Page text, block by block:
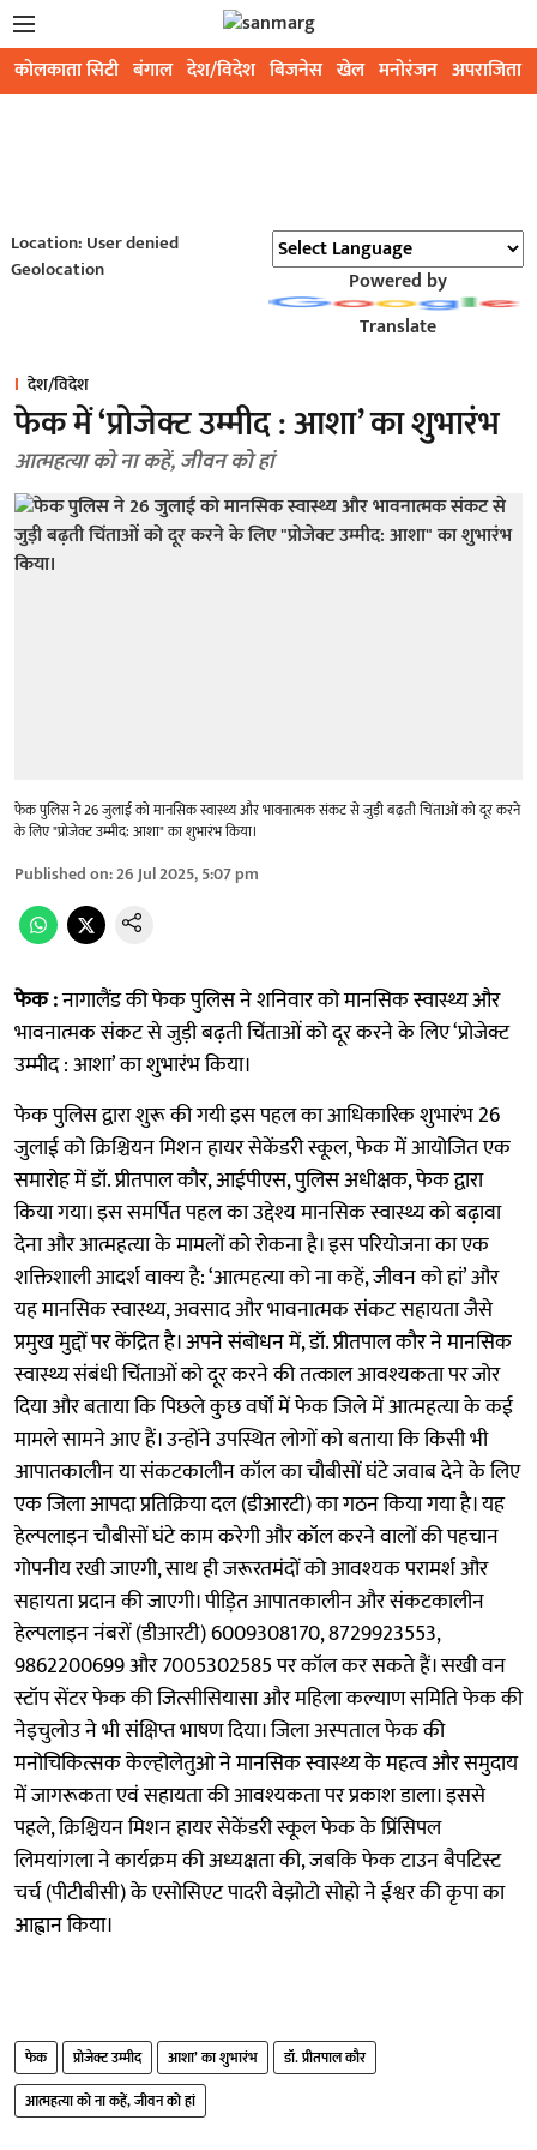
कोलकाता सिटी बंगाल देश/विदेश बिजनेस खेल मनोरंजन अपराजिता
Location: User denied
Geolocation
Powered by
Translate
देश/विदेश
फेक में ‘प्रोजेक्ट उम्मीद : आशा’ का शुभारंभ
आत्महत्या को ना कहें, जीवन को हां
फेक पुलिस ने 26 जुलाई को मानसिक स्वास्थ्य और भावनात्मक संकट से जुड़ी बढ़ती चिंताओं को दूर करने
के लिए "प्रोजेक्ट उम्मीद: आशा" का शुभारंभ किया।
Published on:26 Jul 2025, 5:07 pm
फेक :नागालैंड की फेक पुलिस ने शनिवार को मानसिक स्वास्थ्य और
भावनात्मक संकट से जुड़ी बढ़ती चिंताओं को दूर करने के लिए ‘प्रोजेक्ट
उम्मीद : आशा’ का शुभारंभ किया।
फेक पुलिस द्वारा शुरू की गयी इस पहल का आधिकारिक शुभारंभ 26
जुलाई को क्रिश्चियन मिशन हायर सेकेंडरी स्कूल, फेक में आयोजित एक
समारोह में डॉ. प्रीतपाल कौर, आईपीएस, पुलिस अधीक्षक, फेक द्वारा
किया गया। इस समर्पित पहल का उद्देश्य मानसिक स्वास्थ्य को बढ़ावा
देना और आत्महत्या के मामलों को रोकना है। इस परियोजना का एक
शक्तिशाली आदर्श वाक्य है: ‘आत्महत्या को ना कहें, जीवन को हां’ और
यह मानसिक स्वास्थ्य, अवसाद और भावनात्मक संकट सहायता जैसे
प्रमुख मुद्दों पर केंद्रित है। अपने संबोधन में, डॉ. प्रीतपाल कौर ने मानसिक
स्वास्थ्य संबंधी चिंताओं को दूर करने की तत्काल आवश्यकता पर जोर
दिया और बताया कि पिछले कुछ वर्षों में फेक जिले में आत्महत्या के कई
मामले सामने आए हैं। उन्होंने उपस्थित लोगों को बताया कि किसी भी
आपातकालीन या संकटकालीन कॉल का चौबीसों घंटे जवाब देने के लिए
एक जिला आपदा प्रतिक्रिया दल (डीआरटी) का गठन किया गया है। यह
हेल्पलाइन चौबीसों घंटे काम करेगी और कॉल करने वालों की पहचान
गोपनीय रखी जाएगी, साथ ही जरूरतमंदों को आवश्यक परामर्श और
सहायता प्रदान की जाएगी। पीड़ित आपातकालीन और संकटकालीन
हेल्पलाइन नंबरों (डीआरटी) 6009308170, 8729923553,
9862200699 और 7005302585 पर कॉल कर सकते हैं। सखी वन
स्टॉप सेंटर फेक की जित्सीसियासा और महिला कल्याण समिति फेक की
नेइचुलोउ ने भी संक्षिप्त भाषण दिया। जिला अस्पताल फेक की
मनोचिकित्सक केल्होलेतुओ ने मानसिक स्वास्थ्य के महत्व और समुदाय
में जागरूकता एवं सहायता की आवश्यकता पर प्रकाश डाला। इससे
पहले, क्रिश्चियन मिशन हायर सेकेंडरी स्कूल फेक के प्रिंसिपल
लिमयांगला ने कार्यक्रम की अध्यक्षता की, जबकि फेक टाउन बैपटिस्ट
चर्च (पीटीबीसी) के एसोसिएट पादरी वेझोटो सोहो ने ईश्वर की कृपा का
आह्वान किया।
फेक प्रोजेक्ट उम्मीद आशा’ का शुभारंभ
डॉ. प्रीतपाल कौर
आत्महत्या को ना कहें, जीवन को हां